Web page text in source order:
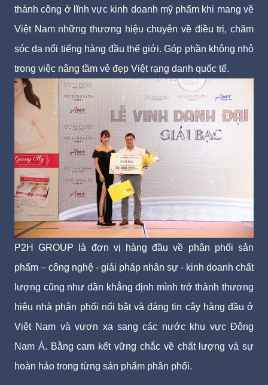
thành công ở lĩnh vực kinh doanh mỹ phẩm khi mang về
Việt Nam những thương hiệu chuyên về điều trị, chăm
sóc da nổi tiếng hàng đầu thế giới. Góp phần không nhỏ
trong việc nâng tầm vẻ đẹp Việt rạng danh quốc tế.
P2H GROUP là đơn vị hàng đầu về phân phối sản
phẩm – công nghệ - giải pháp nhân sự - kinh doanh chất
lượng cũng như dần khẳng định mình trở thành thương
hiệu nhà phân phối nổi bật và đáng tin cậy hàng đầu ở
Việt Nam và vươn xa sang các nước khu vực Đông
Nam Á. Bằng cam kết vững chắc về chất lượng và sự
hoàn hảo trong từng sản phẩm phân phối.